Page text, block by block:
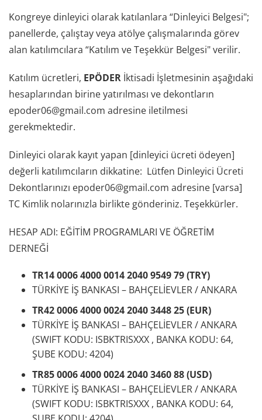
Kongreye dinleyici olarak katılanlara “Dinleyici Belgesi";
panellerde, çalıştay veya atölye çalışmalarında görev
alan katılımcılara “Katılım ve Teşekkür Belgesi" verilir.
Katılım ücretleri, EPÖDER İktisadi İşletmesinin aşağıdaki
hesaplarından birine yatırılması ve dekontların
epoder06@gmail.com adresine iletilmesi
gerekmektedir.
Dinleyici olarak kayıt yapan [dinleyici ücreti ödeyen]
değerli katılımcıların dikkatine: Lütfen Dinleyici Ücreti
Dekontlarınızı epoder06@gmail.com adresine [varsa]
TC Kimlik nolarınızla birlikte gönderiniz. Teşekkürler.
HESAP ADI: EĞİTİM PROGRAMLARI VE ÖĞRETİM
DERNEĞİ
TR14 0006 4000 0014 2040 9549 79 (TRY)
TÜRKİYE İŞ BANKASI – BAHÇELİEVLER / ANKARA
TR42 0006 4000 0024 2040 3448 25 (EUR)
TÜRKİYE İŞ BANKASI – BAHÇELİEVLER / ANKARA
(SWIFT KODU: ISBKTRISXXX , BANKA KODU: 64,
ŞUBE KODU: 4204)
TR85 0006 4000 0024 2040 3460 88 (USD)
TÜRKİYE İŞ BANKASI – BAHÇELİEVLER / ANKARA
(SWIFT KODU: ISBKTRISXXX , BANKA KODU: 64,